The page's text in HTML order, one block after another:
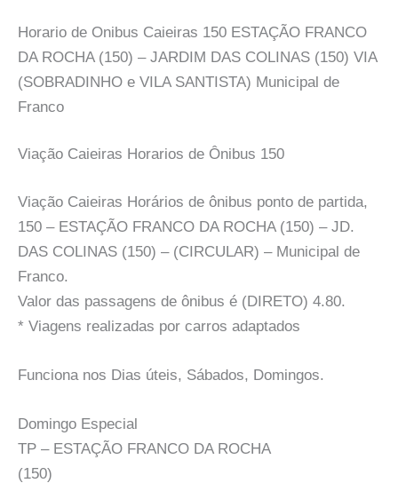
Horario de Onibus Caieiras 150 ESTAÇÃO FRANCO
DA ROCHA (150) – JARDIM DAS COLINAS (150) VIA
(SOBRADINHO e VILA SANTISTA) Municipal de
Franco
Viação Caieiras Horarios de Ônibus 150
Viação Caieiras Horários de ônibus ponto de partida,
150 – ESTAÇÃO FRANCO DA ROCHA (150) – JD.
DAS COLINAS (150) – (CIRCULAR) – Municipal de
Franco.
Valor das passagens de ônibus é (DIRETO) 4.80.
* Viagens realizadas por carros adaptados
Funciona nos Dias úteis, Sábados, Domingos.
Domingo Especial
TP – ESTAÇÃO FRANCO DA ROCHA
(150)